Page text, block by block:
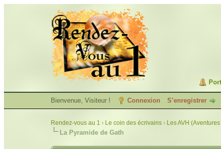
Bienvenue, Visiteur ! Connexion S’enregistrer
Rendez-vous au 1 › Le coin des écrivains › Les AVH
La Pyramide de Gath